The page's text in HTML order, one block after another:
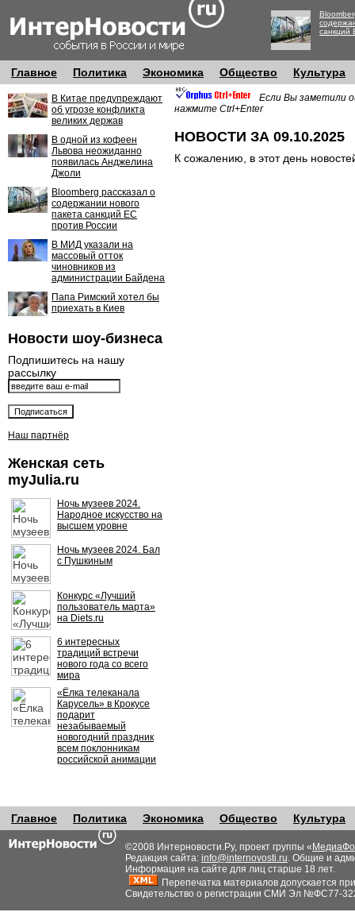
санкций
Главное Политика Экономика Общество Культура
В Китае предупреждают
об угрозе конфликта
великих держав
В одной из кофеен
Львова неожиданно
появилась Анджелина
Джоли
Bloomberg рассказал о
содержании нового
пакета санкций ЕС
против России
В МИД указали на
массовый отток
чиновников из
администрации Байдена
Папа Римский хотел бы
приехать в Киев
Новости шоу-бизнеса
Подпишитесь на нашу
рассылку
Наш партнёр
Женская сеть
myJulia.ru
Ночь музеев 2024.
Народное искусство на
высшем уровне
Ночь музеев 2024. Бал
с Пушкиным
Конкурс «Лучший
пользователь марта»
на Diets.ru
6 интересных
традиций встречи
нового года со всего
мира
«Ёлка телеканала
Карусель» в Крокусе
подарит
незабываемый
новогодний праздник
всем поклонникам
российской анимации
Если Вы заметили
нажмите Ctrl+Enter
НОВОСТИ ЗА 09.10.2025
К сожалению, в этот день
Главное Политика Экономика Общество Культура
©2008 Интерновости.Ру, проект группы «
Редакция сайта: info@internovosti.ru. Общие и
Информация на сайте для лиц старше 18 лет.
Перепечатка материалов допускается
Свидетельство о регистрации СМИ Эл №ФС77-